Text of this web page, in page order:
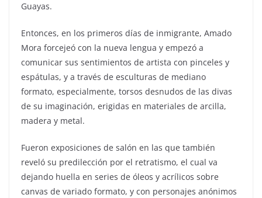
Guayas.
Entonces, en los primeros días de inmigrante, Amado
Mora forcejeó con la nueva lengua y empezó a
comunicar sus sentimientos de artista con pinceles y
espátulas, y a través de esculturas de mediano
formato, especialmente, torsos desnudos de las divas
de su imaginación, erigidas en materiales de arcilla,
madera y metal.
Fueron exposiciones de salón en las que también
reveló su predilección por el retratismo, el cual va
dejando huella en series de óleos y acrílicos sobre
canvas de variado formato, y con personajes anónimos